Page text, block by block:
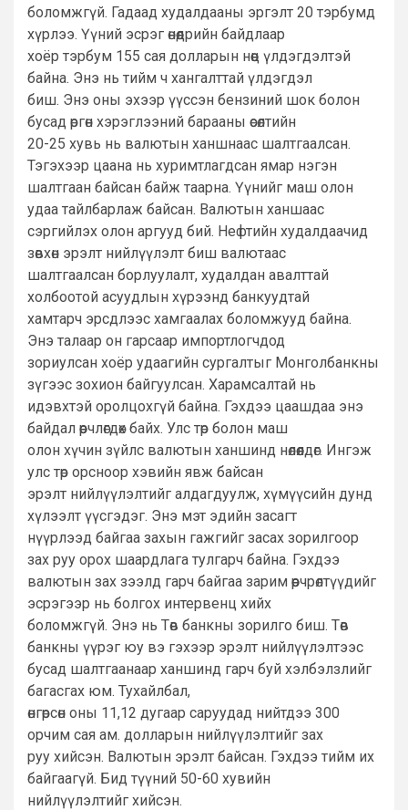
боломжгүй. Гадаад худалдааны эргэлт 20 тэрбумд
хүрлээ. Үүний эсрэг өнөөдрийн байдлаар
хоёр тэрбум 155 сая долларын нөөц үлдэгдэлтэй
байна. Энэ нь тийм ч хангалттай үлдэгдэл
биш. Энэ оны эхээр үүссэн бензиний шок болон
бусад өргөн хэрэглээний барааны өсөлтийн
20-25 хувь нь валютын ханшнаас шалтгаалсан.
Тэгэхээр цаана нь хуримтлагдсан ямар нэгэн
шалтгаан байсан байж таарна. Үүнийг маш олон
удаа тайлбарлаж байсан. Валютын ханшаас
сэргийлэх олон аргууд бий. Нефтийн худалдаачид
зөвхөн эрэлт нийлүүлэлт биш валютаас
шалтгаалсан борлуулалт, худалдан авалттай
холбоотой асуудлын хүрээнд банкуудтай
хамтарч эрсдлээс хамгаалах боломжууд байна.
Энэ талаар он гарсаар импортлогчдод
зориулсан хоёр удаагийн сургалтыг Монголбанкны
зүгээс зохион байгуулсан. Харамсалтай нь
идэвхтэй оролцохгүй байна. Гэхдээ цаашдаа энэ
байдал өөрчлөгдөх байх. Улс төр болон маш
олон хүчин зүйлс валютын ханшинд нөлөөлдөг. Ингэж
улс төр орсноор хэвийн явж байсан
эрэлт нийлүүлэлтийг алдагдуулж, хүмүүсийн дунд
хүлээлт үүсгэдэг. Энэ мэт эдийн засагт
нүүрлээд байгаа захын гажгийг засах зорилгоор
зах руу орох шаардлага тулгарч байна. Гэхдээ
валютын зах зээлд гарч байгаа зарим өөрчрөлтүүдийг
эсрэгээр нь болгох интервенц хийх
боломжгүй. Энэ нь Төв банкны зорилго биш. Төв
банкны үүрэг юу вэ гэхээр эрэлт нийлүүлэлтээс
бусад шалтгаанаар ханшинд гарч буй хэлбэлзлийг
багасгах юм. Тухайлбал,
өнгөрсөн оны 11,12 дугаар саруудад нийтдээ 300
орчим сая ам. долларын нийлүүлэлтийг зах
руу хийсэн. Валютын эрэлт байсан. Гэхдээ тийм их
байгаагүй. Бид түүний 50-60 хувийн
нийлүүлэлтийг хийсэн.